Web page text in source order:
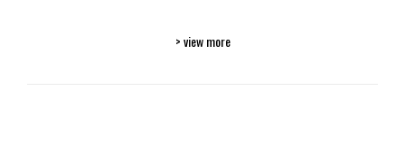
> view more